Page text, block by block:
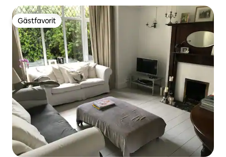
Gästfavorit
Gästfavorit